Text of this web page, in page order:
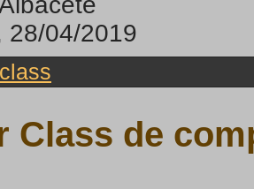
28/04/2019
Class de